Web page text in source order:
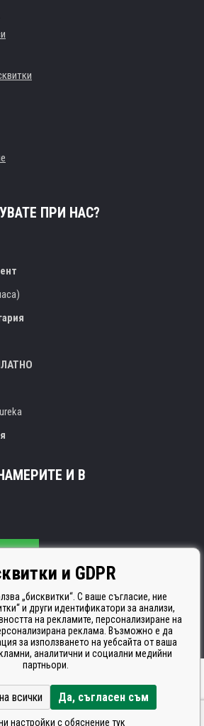
ПРИ НАС?
И В
е сертифициран
solutionsBINARGON.cz
и GDPR
„бисквитки“. С ваше съгласие, ние
и други идентификатори за анализи,
на рекламите, персонализиране на
реклама. Възможно е да
за използването на уебсайта от ваша
аналитични и социални медийни
партньори.
всички Да, съгласен съм
настройки с обяснение тук